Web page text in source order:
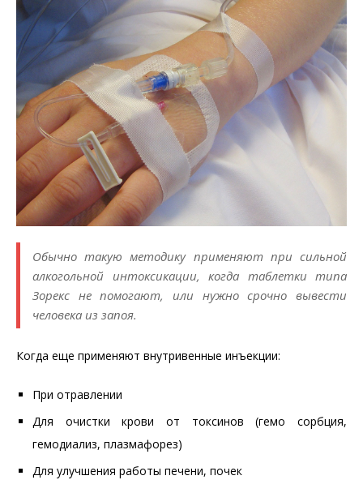
Обычно такую методику применяют при сильной
алкогольной интоксикации, когда таблетки типа
Зорекс не помогают, или нужно срочно вывести
человека из запоя.
Когда еще применяют внутривенные инъекции:
При отравлении
Для очистки крови от токсинов (гемо сорбция,
гемодиализ, плазмафорез)
Для улучшения работы печени, почек